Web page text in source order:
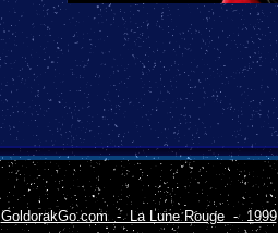
GoldorakGo.com - La Lune Rouge - 1999